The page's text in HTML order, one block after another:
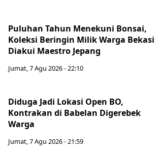
Puluhan Tahun Menekuni Bonsai,
Koleksi Beringin Milik Warga Bekasi
Diakui Maestro Jepang
Jumat, 7 Agu 2026 - 22:10
Diduga Jadi Lokasi Open BO,
Kontrakan di Babelan Digerebek
Warga
Jumat, 7 Agu 2026 - 21:59